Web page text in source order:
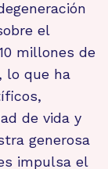
el
millones de
lo que ha
de vida y
generosa
impulsa el